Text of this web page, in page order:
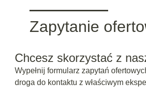
Zapytanie
Chcesz skorzystać z
Wypełnij formularz zapytań
droga do kontaktu z właściwym